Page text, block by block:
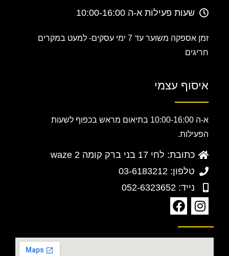
שעות פעילות א-ה 10:00-16:00
זמן אספקה משוער עד 7 ימי עסקים-
למעט במקרים
חריגים
איסוף עצמי
א-ה 10:00-16:00 בתיאום מראש בכפוף לשעות
הפעילות.
כתובת: לחי 17 בני ברק קומה 2 waze
טלפון: 03-6183212
נייד: 052-6323652